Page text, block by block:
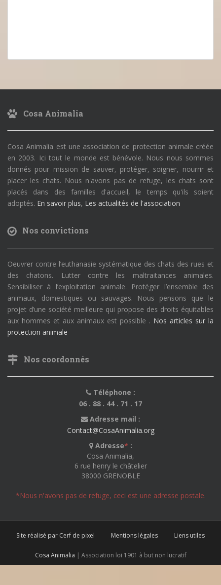
Cosa Animalia
Cosa Animalia est une association de protection animale créée
en 2003. Ici tout le monde est bénévole. Nous nous sommes
donnés pour mission de sauver, protéger, soigner, nourrir et
placer les chats. Nous n'avons pas de refuge, les chats sont
placés dans des familles d'accueil, le temps qu'ils soient
adoptés. En savoir plus, Les actualités de l'association
Nos convictions
Oeuvrer contre l’euthanasie systématique des chats des rues et
des chatons. Lutter contre les maltraitances animales.
Sensibiliser à l’exploitation animale. Protéger l’ensemble des
animaux, domestiques ou sauvages. Nous pensons que le
projet d’une société meilleure qui propose des droits équitables
aux hommes et aux animaux est possible . Nos articles sur la
protection animale
Nos coordonnés
Téléphone :
06 . 88 . 44 . 71 . 17
Adresse mail :
Contact@CosaAnimalia.org
Adresse* :
Cosa Animalia,
6 rue henry le châtelier
38000 GRENOBLE
*Nous n'avons pas de refuge, ceci est une adresse postale.
Site réalisé par Cerf de pixel Mentions légales Liens utiles
Cosa Animalia | Association loi 1901 à but non lucratif